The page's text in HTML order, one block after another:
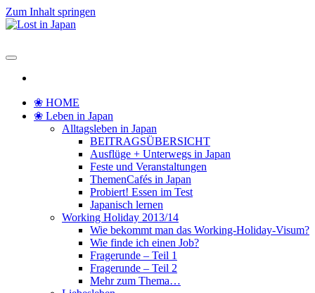
Zum Inhalt springen
❀ HOME
❀ Leben in Japan
Alltagsleben in Japan
BEITRAGSÜBERSICHT
Ausflüge + Unterwegs in Japan
Feste und Veranstaltungen
ThemenCafés in Japan
Probiert! Essen im Test
Japanisch lernen
Working Holiday 2013/14
Wie bekommt man das Working-Holiday-Visum?
Wie finde ich einen Job?
Fragerunde – Teil 1
Fragerunde – Teil 2
Mehr zum Thema…